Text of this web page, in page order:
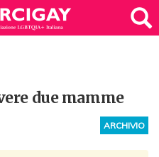
due mamme
ARCHIVIO